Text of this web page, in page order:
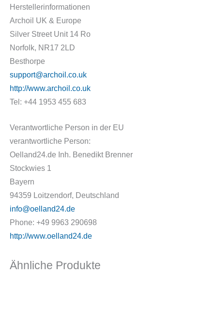
Herstellerinformationen
Archoil UK & Europe
Silver Street Unit 14 Ro
Norfolk, NR17 2LD
Besthorpe
support@archoil.co.uk
http://www.archoil.co.uk
Tel: +44 1953 455 683
Verantwortliche Person in der EU
verantwortliche Person:
Oelland24.de Inh. Benedikt Brenner
Stockwies 1
Bayern
94359 Loitzendorf, Deutschland
info@oelland24.de
Phone: +49 9963 290698
http://www.oelland24.de
Ähnliche Produkte